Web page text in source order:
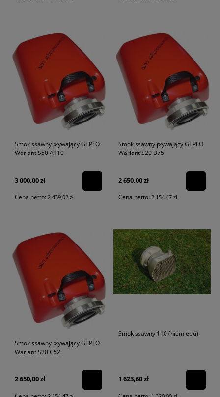
Smok ssawny pływający GEPLO
Wariant S50 A110
3 000,00 zł
Cena netto: 2 439,02 zł
Smok ssawny pływający GEPLO
Wariant S20 B75
2 650,00 zł
Cena netto: 2 154,47 zł
Smok ssawny pływający GEPLO
Wariant S20 C52
2 650,00 zł
Smok ssawny 110 (niemiecki)
1 623,60 zł